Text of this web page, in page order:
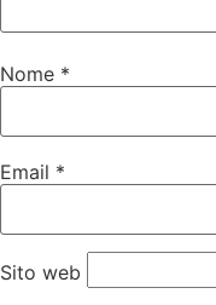
Nome *
Email *
Sito web